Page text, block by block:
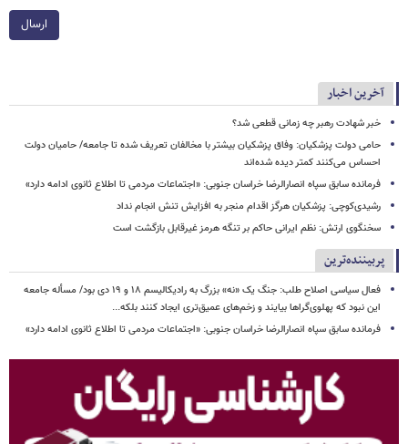
ارسال
آخرین اخبار
خبر شهادت رهبر چه زمانی قطعی شد؟
حامی دولت پزشکیان: وفاق پزشکیان بیشتر با مخالفان تعریف شده تا جامعه/ حامیان دولت
احساس می‌کنند کمتر دیده شده‌اند
فرمانده سابق سپاه انصارالرضا خراسان جنوبی: «اجتماعات مردمی تا اطلاع ثانوی ادامه دارد»
رشیدی‌کوچی: پزشکیان هرگز اقدام منجر به افزایش تنش انجام نداد
سخنگوی ارتش: نظم ایرانی حاکم بر تنگه هرمز غیرقابل بازگشت است
پربیننده‌ترین
فعال سیاسی اصلاح طلب: جنگ یک «نه» بزرگ به رادیکالیسم ۱۸ و ۱۹ دی بود/ مسأله جامعه
این نبود که پهلوی‌گراها بیایند و زخم‌های عمیق‌تری ایجاد کنند بلکه...
فرمانده سابق سپاه انصارالرضا خراسان جنوبی: «اجتماعات مردمی تا اطلاع ثانوی ادامه دارد»